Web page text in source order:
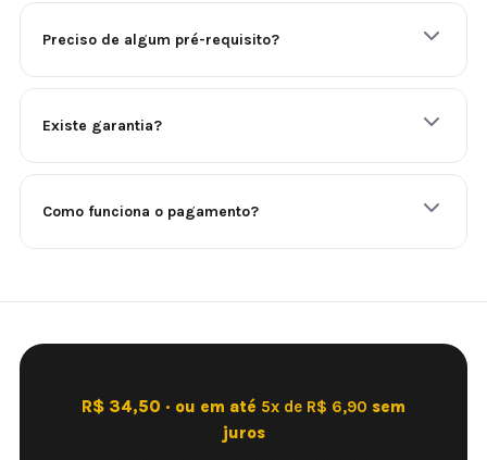
Preciso de algum pré-requisito?
Existe garantia?
Como funciona o pagamento?
R$ 34,50 · ou em até 5x de R$ 6,90 sem
juros